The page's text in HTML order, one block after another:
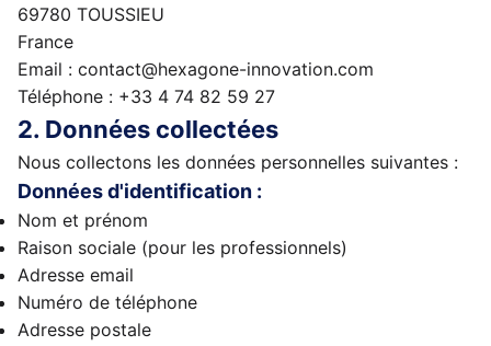
69780 TOUSSIEU
France
Email : contact@hexagone-innovation.com
Téléphone : +33 4 74 82 59 27
2. Données collectées
Nous collectons les données personnelles suivantes :
Données d'identification :
Nom et prénom
Raison sociale (pour les professionnels)
Adresse email
Numéro de téléphone
Adresse postale